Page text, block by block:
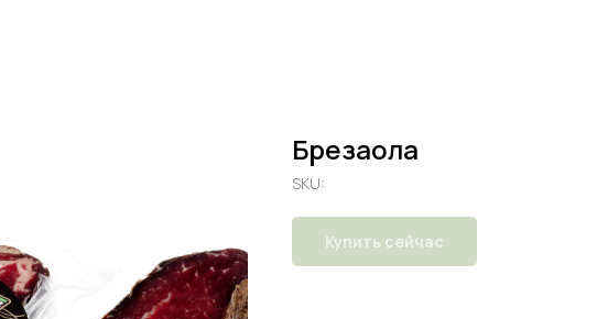
Брезаола
SKU:
Купить сейчас